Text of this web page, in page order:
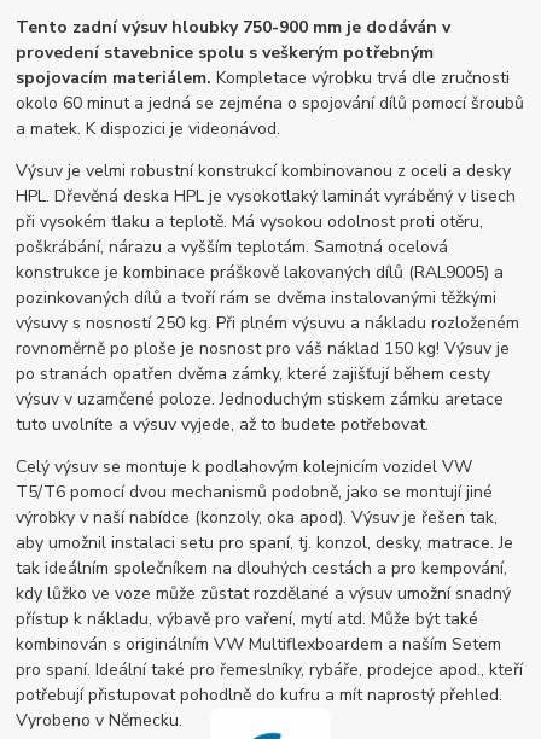
Tento zadní výsuv hloubky 750-900 mm je dodáván v
provedení stavebnice spolu s veškerým potřebným
spojovacím materiálem.Kompletace výrobku trvá dle zručnosti
okolo 60 minut a jedná se zejména o spojování dílů pomocí šroubů
a matek. K dispozici je videonávod.
Výsuv je velmi robustní konstrukcí kombinovanou z oceli a desky
HPL. Dřevěná deska HPL je vysokotlaký laminát vyráběný v lisech
při vysokém tlaku a teplotě. Má vysokou odolnost proti otěru,
poškrábání, nárazu a vyšším teplotám. Samotná ocelová
konstrukce je kombinace práškově lakovaných dílů (RAL9005) a
pozinkovaných dílů a tvoří rám se dvěma instalovanými těžkými
výsuvy s nosností 250 kg. Při plném výsuvu a nákladu rozloženém
rovnoměrně po ploše je nosnost pro váš náklad 150 kg! Výsuv je
po stranách opatřen dvěma zámky, které zajišťují během cesty
výsuv v uzamčené poloze. Jednoduchým stiskem zámku aretace
tuto uvolníte a výsuv vyjede, až to budete potřebovat.
Celý výsuv se montuje k podlahovým kolejnicím vozidel VW
T5/T6 pomocí dvou mechanismů podobně, jako se montují jiné
výrobky v naší nabídce (konzoly, oka apod). Výsuv je řešen tak,
aby umožnil instalaci setu pro spaní, tj. konzol, desky, matrace. Je
tak ideálním společníkem na dlouhých cestách a pro kempování,
kdy lůžko ve voze může zůstat rozdělané a výsuv umožní snadný
přístup k nákladu, výbavě pro vaření, mytí atd. Může být také
kombinován s originálním VW Multiflexboardem a naším Setem
pro spaní. Ideální také pro řemeslníky, rybáře, prodejce apod., kteří
potřebují přistupovat pohodlně do kufru a mít naprostý přehled.
Vyrobeno v Německu.